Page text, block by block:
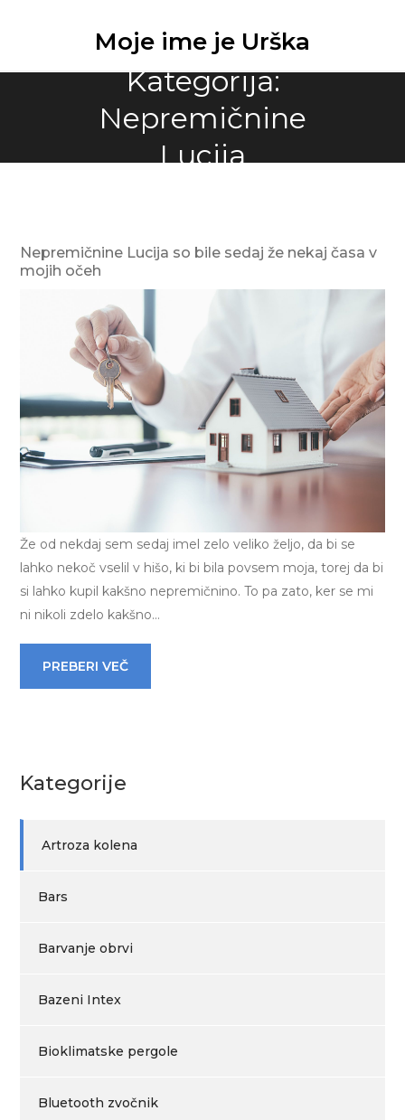
Moje ime je Urška
Kategorija:
Nepremičnine
Lucija
Nepremičnine Lucija so bile sedaj že nekaj časa v
mojih očeh
Že od nekdaj sem sedaj imel zelo veliko željo, da bi se
lahko nekoč vselil v hišo, ki bi bila povsem moja, torej da bi
si lahko kupil kakšno nepremičnino. To pa zato, ker se mi
ni nikoli zdelo kakšno…
PREBERI VEČ
Kategorije
Artroza kolena
Bars
Barvanje obrvi
Bazeni Intex
Bioklimatske pergole
Bluetooth zvočnik